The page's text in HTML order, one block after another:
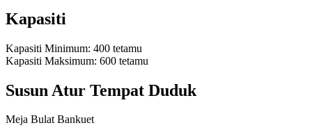
Kapasiti
Kapasiti Minimum: 400 tetamu
Kapasiti Maksimum: 600 tetamu
Susun Atur Tempat Duduk
Meja Bulat Bankuet